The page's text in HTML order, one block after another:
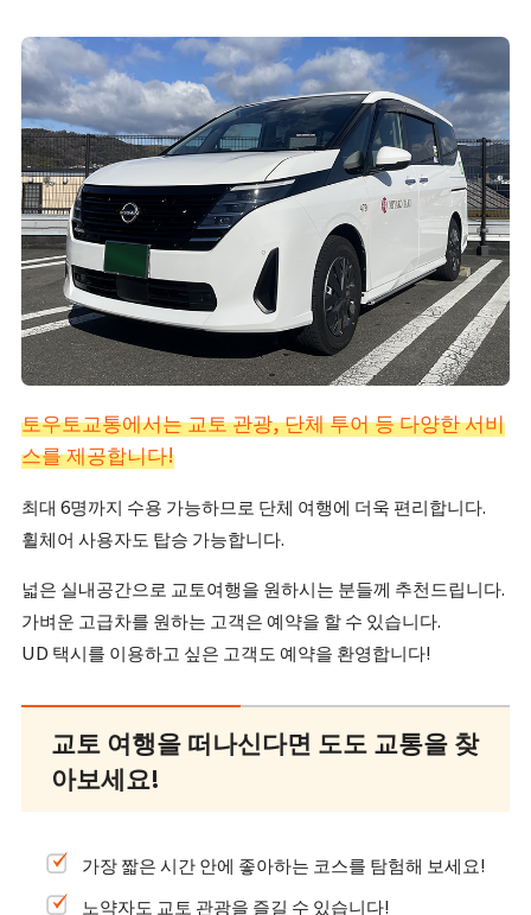
토우토교통에서는 교토 관광, 단체 투어 등 다양한 서비
스를 제공합니다!
최대 6명까지 수용 가능하므로 단체 여행에 더욱 편리합니다.
휠체어 사용자도 탑승 가능합니다.
넓은 실내공간으로 교토여행을 원하시는 분들께 추천드립니다.
가벼운 고급차를 원하는 고객은 예약을 할 수 있습니다.
UD 택시를 이용하고 싶은 고객도 예약을 환영합니다!
교토 여행을 떠나신다면 도도 교통을 찾
아보세요!
가장 짧은 시간 안에 좋아하는 코스를 탐험해 보세요!
노약자도 교토 관광을 즐길 수 있습니다!